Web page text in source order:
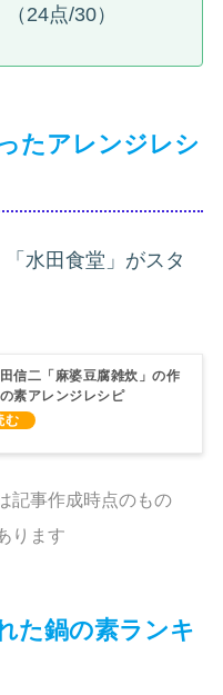
24点/30）
たアレンジレシ
水田食堂」がスタ
信二「麻婆豆腐雑炊」の作
素アレンジレシピ
記事作成時点のもの
ります
た鍋の素ランキ